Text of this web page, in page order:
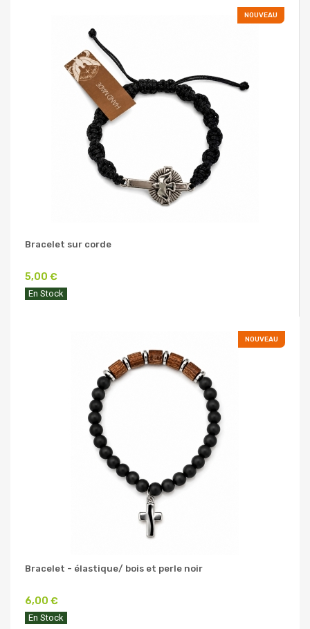
NOUVEAU
Bracelet sur corde
5,00 €
En Stock
NOUVEAU
Bracelet - élastique/ bois et perle noir
6,00 €
En Stock